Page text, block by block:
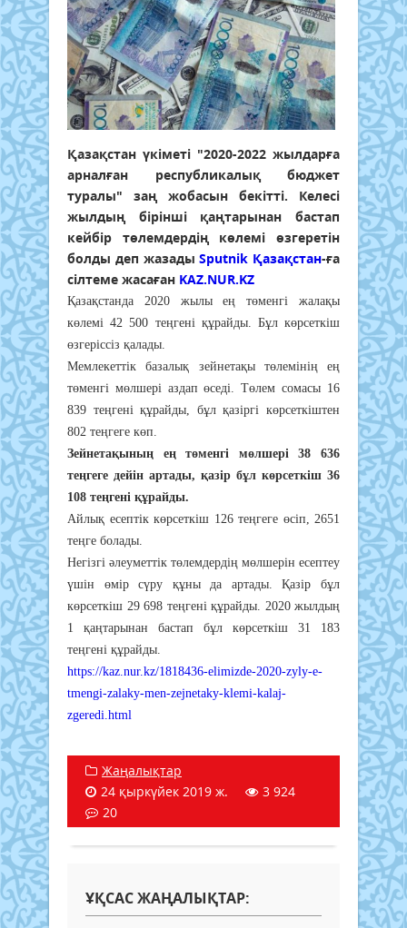
Қазақстан үкіметі "2020-2022 жылдарға
арналған республикалық бюджет
туралы" заң жобасын бекітті. Келесі
жылдың бірінші қаңтарынан бастап
кейбір төлемдердің көлемі өзгеретін
болды деп жазадыSputnik Қазақстан-ға
сілтеме жасаған KAZ.NUR.KZ
Қазақстанда 2020 жылы ең төменгі жалақы
көлемі 42 500 теңгені құрайды. Бұл көрсеткіш
өзгеріссіз қалады.
Мемлекеттік базалық зейнетақы төлемінің ең
төменгі мөлшері аздап өседі. Төлем сомасы 16
839 теңгені құрайды, бұл қазіргі көрсеткіштен
802 теңгеге көп.
Зейнетақының ең төменгі мөлшері 38 636
теңгеге дейін артады, қазір бұл көрсеткіш 36
108 теңгені құрайды.
Айлық есептік көрсеткіш 126 теңгеге өсіп, 2651
теңге болады.
Негізгі әлеуметтік төлемдердің мөлшерін есептеу
үшін өмір сүру құны да артады. Қазір бұл
көрсеткіш 29 698 теңгені құрайды. 2020 жылдың
1 қаңтарынан бастап бұл көрсеткіш 31 183
теңгені құрайды.
https://kaz.nur.kz/1818436-elimizde-2020-zyly-e-
tmengi-zalaky-men-zejnetaky-klemi-kalaj-
zgeredi.html
Жаңалықтар
24 қыркүйек 2019 ж.
3 924
20
ҰҚСАС ЖАҢАЛЫҚТАР: